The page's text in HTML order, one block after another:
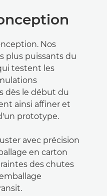
Nos
plus puissants du
testent les
dès le début du
ainsi affiner et
prototype.
avec précision
en carton
des chutes